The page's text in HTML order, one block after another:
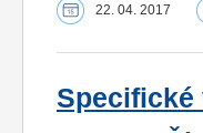
22. 04. 2017
Specifické